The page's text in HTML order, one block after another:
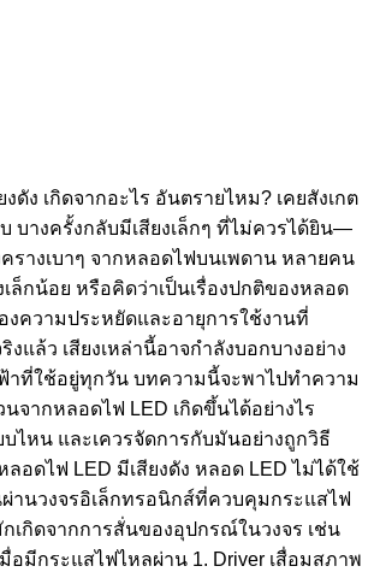
ดัง เกิดจากอะไร อันตรายไหม? เคยสังเกต
บางครั้งกลับมีเสียงเล็กๆ ที่ไม่ควรได้ยิน—
งครางเบาๆ จากหลอดไฟบนเพดาน หลายคน
เล็กน้อย หรือคิดว่าเป็นเรื่องปกติของหลอด
งความประหยัดและอายุการใช้งานที่
แล้ว เสียงเหล่านี้อาจกำลังบอกบางอย่าง
าที่ใช้อยู่ทุกวัน บทความนี้จะพาไปทำความ
นจากหลอดไฟ LED เกิดขึ้นได้อย่างไร
ไหน และเควรจัดการกับมันอย่างถูกวิธี
อดไฟ LED มีเสียงดัง หลอด LED ไม่ได้ใช้
านวงจรอิเล็กทรอนิกส์ที่ควบคุมกระแสไฟ
กเกิดจากการสั่นของอุปกรณ์ในวงจร เช่น
มื่อมีกระแสไฟไหลผ่าน 1. Driver เสื่อมสภาพ